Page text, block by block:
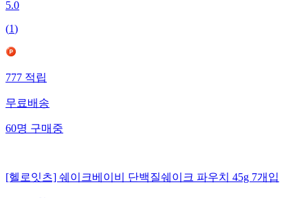
5.0
(1)
777적립
무료배송
60명구매중
[헬로잇츠] 쉐이크베이비 단백질쉐이크 파우치 45g 7개입